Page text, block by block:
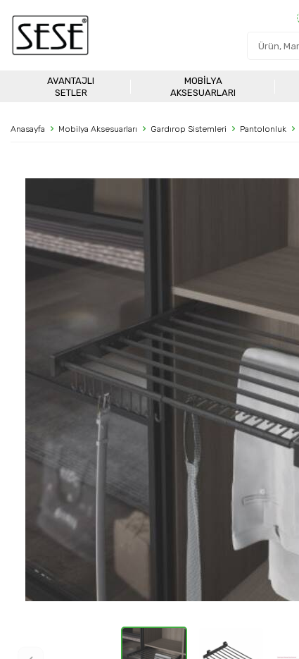
AVANTAJLI
SETLER
MOBILYA
AKSESUARLARI
Anasayfa Mobilya Aksesuarları Gardırop Sistemleri Pantolonluk